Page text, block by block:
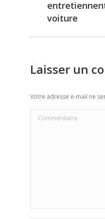
post:
voiture
Laisser un
Votre adresse e-mail ne
Commentaire